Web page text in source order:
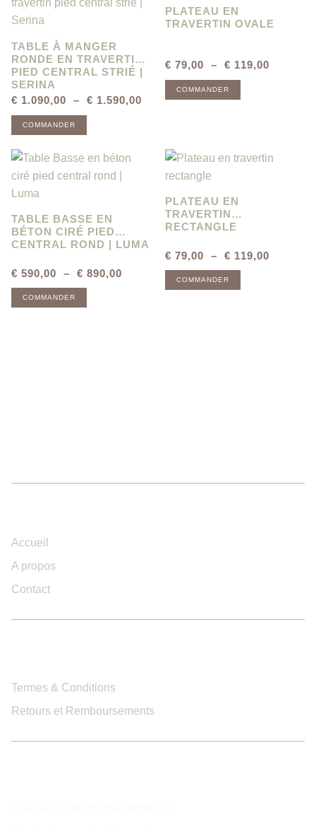
TABLE À MANGER
RONDE EN TRAVERTIN
PIED CENTRAL STRIÉ |
SERINA
€ 1.090,00 – € 1.590,00
COMMANDER
PLATEAU EN
TRAVERTIN OVALE
€ 79,00 – € 119,00
COMMANDER
TABLE BASSE EN
BÉTON CIRÉ PIED
CENTRAL ROND | LUMA
€ 590,00 – € 890,00
COMMANDER
PLATEAU EN
TRAVERTIN
RECTANGLE
€ 79,00 – € 119,00
COMMANDER
Accueil
A propos
Contact
Termes & Conditions
Retours et Remboursements